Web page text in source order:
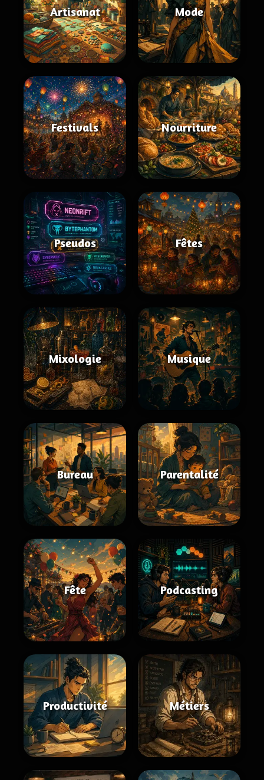
Artisanat Mode
Festivals Nourriture
Pseudos Fêtes
Mixologie Musique
Bureau Parentalité
Fête Podcasting
Productivité Métiers